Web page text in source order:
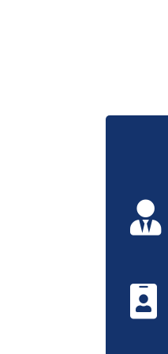

